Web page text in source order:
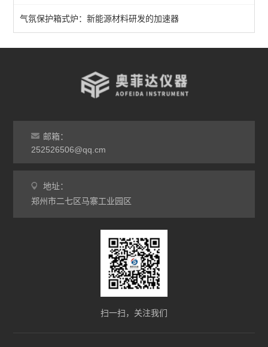
真空气氛炉
查看全部 >>
气氛保护箱式炉：新能源材料研发的加速器
邮箱：
252526506@qq.cm
地址：
郑州市二七区马寨工业园区
扫一扫，关注我们